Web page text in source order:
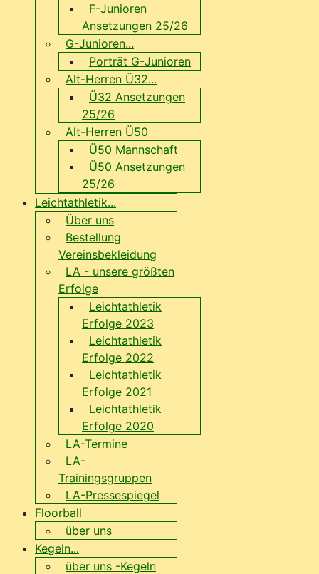
F-Junioren
Ansetzungen 25/26
G-Junioren...
Porträt G-Junioren
Alt-Herren Ü32...
Ü32 Ansetzungen
25/26
Alt-Herren Ü50
Ü50 Mannschaft
Ü50 Ansetzungen
25/26
Leichtathletik...
Über uns
Bestellung
Vereinsbekleidung
LA - unsere größten
Erfolge
Leichtathletik
Erfolge 2023
Leichtathletik
Erfolge 2022
Leichtathletik
Erfolge 2021
Leichtathletik
Erfolge 2020
LA-Termine
LA-
Trainingsgruppen
LA-Pressespiegel
Floorball
über uns
Kegeln...
über uns -Kegeln